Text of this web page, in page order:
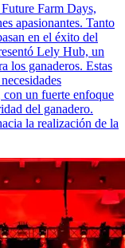
Farm Days,
apasionantes. Tanto
en el éxito del
Lely Hub, un
los ganaderos. Estas
con un fuerte enfoque
del ganadero.
la realización de la